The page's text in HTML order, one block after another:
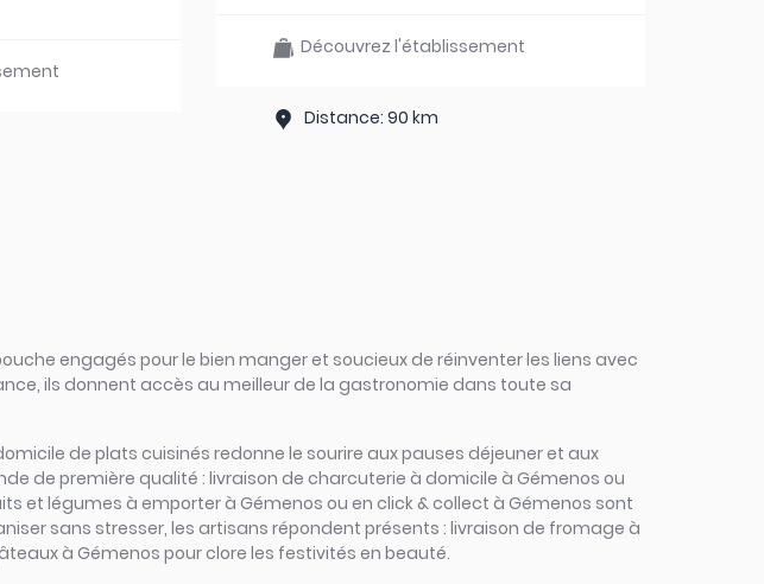
Découvrez l'établissement
Distance: 90 km
engagés pour le bien manger et soucieux de réinventer les liens avec
ils donnent accès au meilleur de la gastronomie dans toute sa
de plats cuisinés redonne le sourire aux pauses déjeuner et aux
de première qualité : livraison de charcuterie à domicile à Gémenos ou
et légumes à emporter à Gémenos ou en click & collect à Gémenos sont
sans stresser, les artisans répondent présents : livraison de fromage à
à Gémenos pour clore les festivités en beauté.